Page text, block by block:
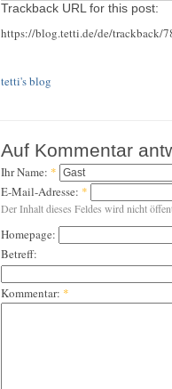
Trackback URL for this post:
https://blog.tetti.de/de/trackback/
tetti's blog
Auf Kommentar
Ihr Name: *
E-Mail-Adresse: *
Der Inhalt dieses Feldes wird nicht
Homepage:
Betreff:
Kommentar: *